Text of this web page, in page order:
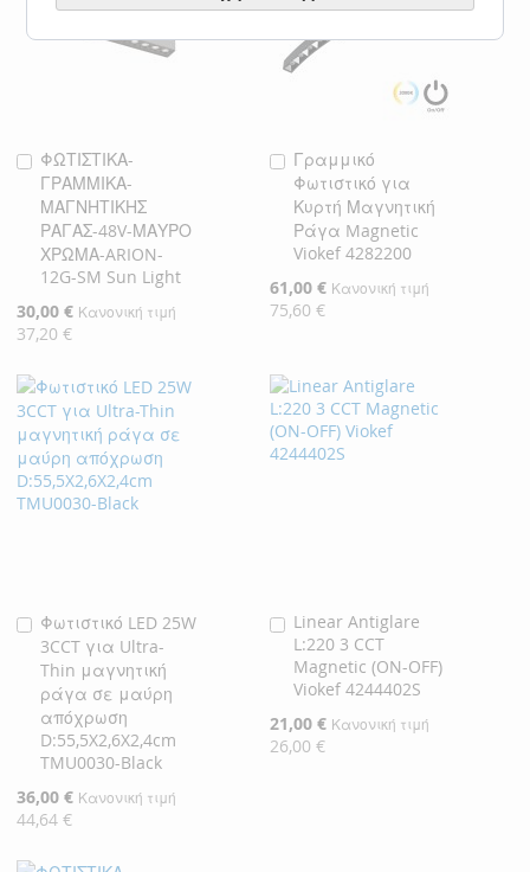
ΦΩΤΙΣΤΙΚΑ-
ΓΡΑΜΜΙΚΑ-
ΜΑΓΝΗΤΙΚΗΣ
ΡΑΓΑΣ-48V-ΜΑΥΡΟ
ΧΡΩΜΑ-ARION-
12G-SM Sun Light
Ειδική
Τιμή
30,00 € Κανονική τιμή
37,20 €
Προσθήκη
στο
Καλάθι
Γραμμικό
Φωτιστικό για
Κυρτή Μαγνητική
Ράγα Magnetic
Viokef 4282200
Ειδική
Τιμή
61,00 € Κανονική τιμή
75,60 €
Προσθήκη
στο
Καλάθι
Φωτιστικό LED 25W
3CCT για Ultra-
Thin μαγνητική
ράγα σε μαύρη
απόχρωση
D:55,5X2,6X2,4cm
TMU0030-Black
Ειδική
Τιμή
36,00 € Κανονική τιμή
44,64 €
Προσθήκη
στο
Καλάθι
Linear Antiglare
L:220 3 CCT
Magnetic (ON-OFF)
Viokef 4244402S
Ειδική
Τιμή
21,00 € Κανονική τιμή
26,00 €
Προσθήκη
στο
Καλάθι